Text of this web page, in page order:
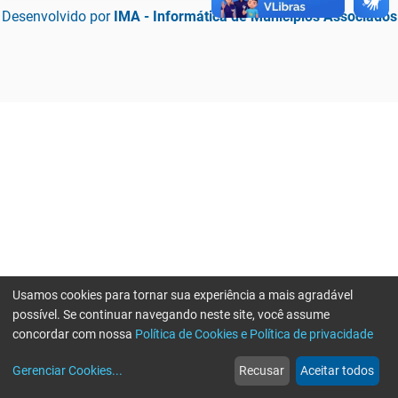
Desenvolvido por IMA - Informática de Municípios Associados
web
Notícias
more_horiz
Mais
Usamos cookies para tornar sua experiência a mais agradável
possível. Se continuar navegando neste site, você assume
concordar com nossa Política de Cookies e Política de privacidade
Gerenciar Cookies... Recusar Aceitar todos
Erro ao enviar informações, por favor tente novamente